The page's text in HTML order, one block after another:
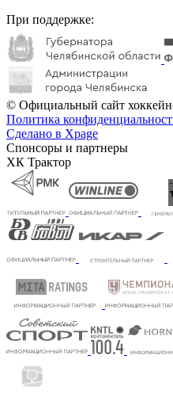
При поддержке:
© Официальный сайт
Политика
Сделано в Xpage
Спонсоры и партнеры
ХК Трактор